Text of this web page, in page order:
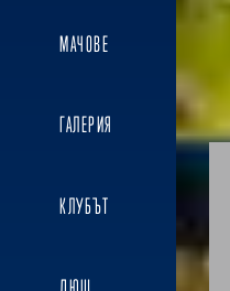
МАЧОВЕ
ГАЛЕРИЯ
КЛУБЪТ